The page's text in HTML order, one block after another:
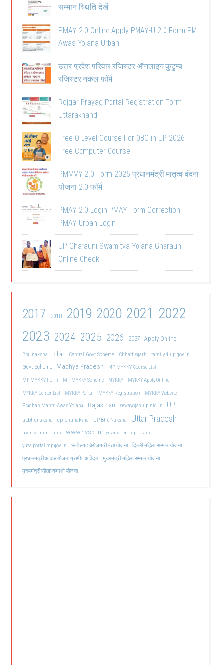
सम्मान स्थिति देखें
PMAY 2.0 Online Apply PMAY-U 2.0 Form PM
Awas Yojana Urban
उत्तर प्रदेश परिवार रजिस्टर ऑनलाइन कुटुम्ब
रजिस्टर नकल फॉर्म
Rojgar Prayag Portal Registration Form
Uttarakhand
Free O Level Course For OBC in UP 2026
Free Computer Course
PMMVY 2.0 Form 2026 प्रधानमंत्री मातृत्व वंदना
योजना 2.0 फॉर्म
PMAY 2.0 Login PMAY Form Correction
PMAY Urban Login
UP Gharauni Swamitva Yojana Gharauni
Online Check
2017 2018 2019 2020 2021 2022
2023 2024 2025 2026 2027 Apply Online
Bhu naksha Bihar Central Govt Scheme Chhattisgarh familyid.up.gov.in
Govt Scheme Madhya Pradesh
MP MYKKY Course List
MP MYKKY Form
MP MYKKY Scheme MYKKY
MYKKY Apply Online
MYKKY Center List
MYKKY Portal MYKKY Registration
MYKKY Website
Pradhan Mantri Awas Yojana
Rajasthan sewayojan.up.nic.in UP
upbhunaksha up bhunaksha UP Bhu Naksha Uttar Pradesh
uwin admin login www.nvsp.in
yuvaportal.mp.gov.in
yuva portal mp gov.in
छत्तीसगढ़ बेरोजगारी भत्ता योजना दिल्ली महिला सम्मान योजना
प्रधानमंत्री आवास योजना ग्रामीण आवेदन मुख्यमंत्री महिला सम्मान योजना
मुख्यमंत्री सीखो कमाओ योजना